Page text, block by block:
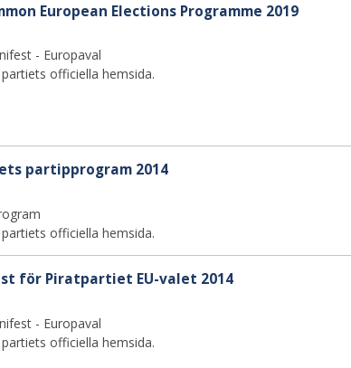
European Elections Programme 2019
- Europaval
officiella hemsida.
partipprogram 2014
officiella hemsida.
för Piratpartiet EU-valet 2014
- Europaval
officiella hemsida.